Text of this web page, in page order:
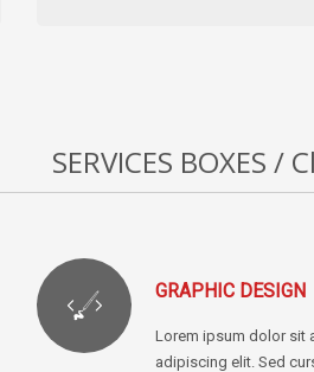
SERVICES BOXES /
GRAPHIC DESIGN
Lorem ipsum dolor sit
adipiscing elit. Sed